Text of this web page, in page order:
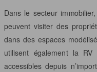
Dans le secteur
peuvent visiter des
dans des espaces
utilisent également la
accessibles depuis